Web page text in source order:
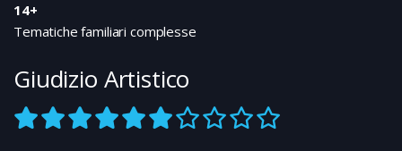
14+
Tematiche familiari complesse
Giudizio Artistico